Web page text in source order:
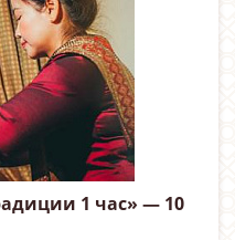
1 час» — 10